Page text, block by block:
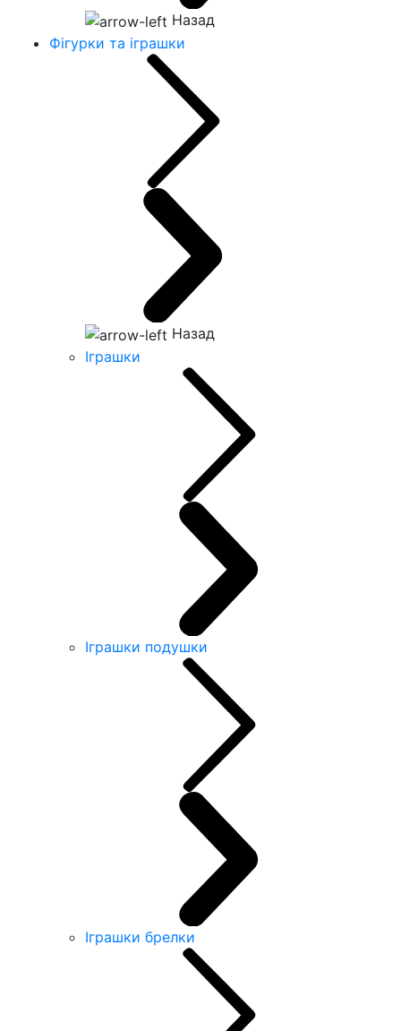
Назад
Фігурки та іграшки
Назад
Іграшки
Іграшки подушки
Іграшки брелки